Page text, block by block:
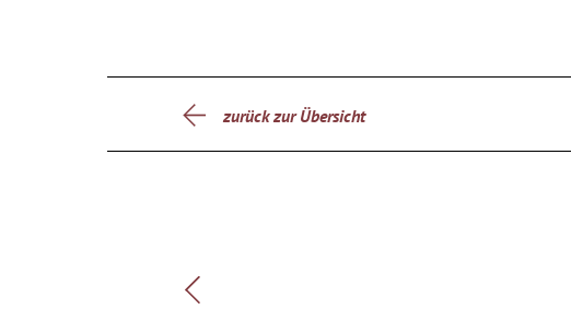
zurück zur Übersicht